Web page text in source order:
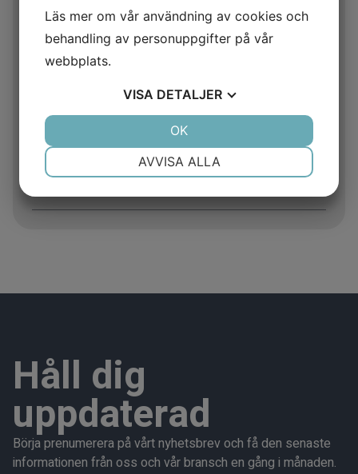
2025
2024
2023
2022
Håll dig
uppdaterad
Börja prenumerera på vårt nyhetsbrev och få den senaste
informationen från oss och vår bransch en gång i månaden.
Läs mer om vår användning av cookies och
behandling av personuppgifter på vår
webbplats.
VISA DETALJER
MARKNADSFÖRING STATISTIK
AVVISA ALLA
OK